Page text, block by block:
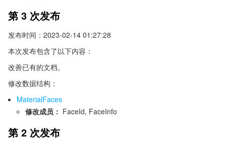
第 3 次发布
发布时间：2023-02-14 01:27:28
本次发布包含了以下内容：
改善已有的文档。
修改数据结构：
MaterialFaces
修改成员： FaceId, FaceInfo
第 2 次发布